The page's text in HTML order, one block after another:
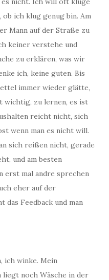
ich klug genug bin. Am
Mann auf der Straße zu
keiner verstehe und
zu erklären, was wir
ich, keine guten. Bis
immer wieder glätte,
wichtig, zu lernen, es ist
reicht nicht, sich
wenn man es nicht will.
sich reißen nicht, gerade
und am besten
erst mal andre sprechen
eher auf der
das Feedback und man
ich winke. Mein
liegt noch Wäsche in der